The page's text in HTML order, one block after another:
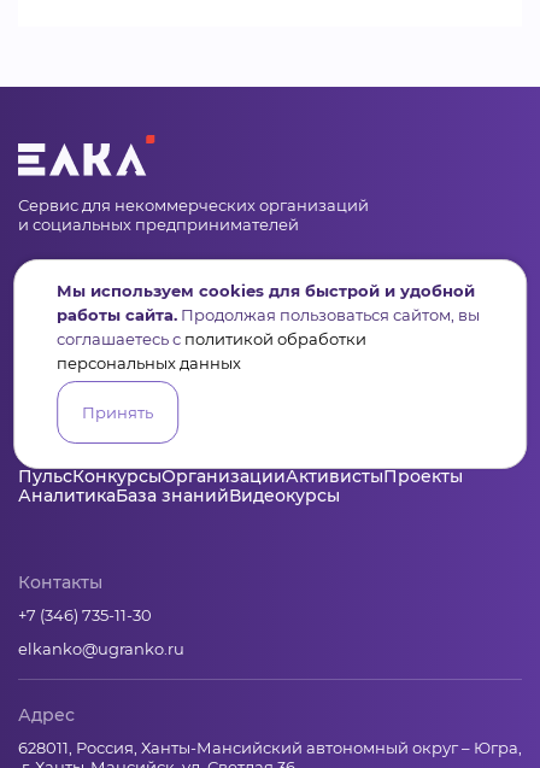
Сервис для некоммерческих организаций
и социальных предпринимателей
Подпишись на рассылку дайджест, новости, мероприятия
ПульсКонкурсыОрганизацииАктивистыПроекты
АналитикаБаза знанийВидеокурсы
Контакты
+7 (346) 735-11-30
elkanko@ugranko.ru
Адрес
628011, Россия, Ханты-Мансийский автономный округ – Югра,
Мы используем cookies для быстрой и удобной
работы сайта. Продолжая пользоваться сайтом, вы
соглашаетесь с политикой обработки
персональных данных
Принять